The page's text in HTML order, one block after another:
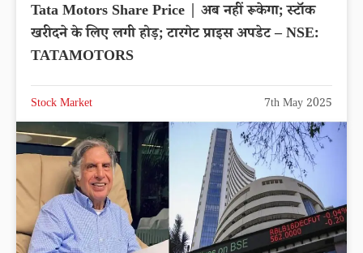
Tata Motors Share Price | अब नहीं रूकेगा; स्टॉक
खरीदने के लिए लगी होड़; टारगेट प्राइस अपडेट – NSE:
TATAMOTORS
Stock Market 7th May 2025